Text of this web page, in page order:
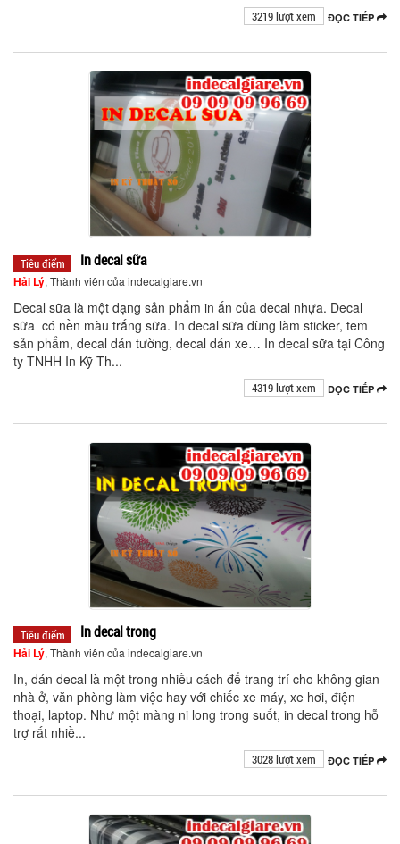
ĐỌC TIẾP
3219 lượt xem
Tiêu điểm In decal sữa
Hải Lý, Thành viên của indecalgiare.vn
Decal sữa là một dạng sản phẩm in ấn của decal nhựa. Decal
sữa có nền màu trắng sữa. In decal sữa dùng làm sticker, tem
sản phẩm, decal dán tường, decal dán xe… In decal sữa tại Công
ty TNHH In Kỹ Th...
ĐỌC TIẾP
4319 lượt xem
Tiêu điểm In decal trong
Hải Lý, Thành viên của indecalgiare.vn
In, dán decal là một trong nhiều cách để trang trí cho không gian
nhà ở, văn phòng làm việc hay với chiếc xe máy, xe hơi, điện
thoại, laptop. Như một màng ni long trong suốt, in decal trong hỗ
trợ rất nhiề...
ĐỌC TIẾP
3028 lượt xem